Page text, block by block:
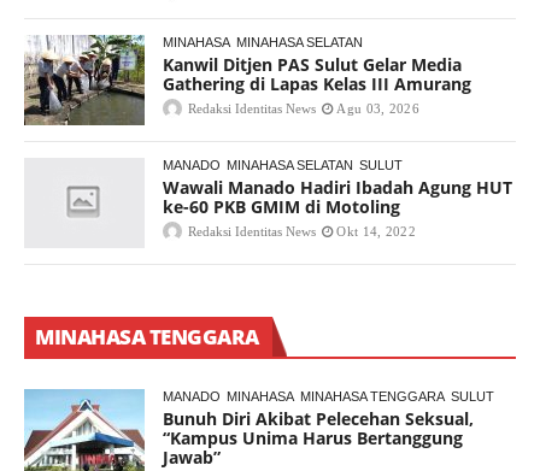
MINAHASA MINAHASA SELATAN
Kanwil Ditjen PAS Sulut Gelar Media
Gathering di Lapas Kelas III Amurang
Redaksi Identitas News Agu 03, 2026
MANADO MINAHASA SELATAN SULUT
Wawali Manado Hadiri Ibadah Agung HUT
ke-60 PKB GMIM di Motoling
Redaksi Identitas News Okt 14, 2022
MINAHASA TENGGARA
MANADO MINAHASA MINAHASA TENGGARA SULUT
Bunuh Diri Akibat Pelecehan Seksual,
“Kampus Unima Harus Bertanggung
Jawab”